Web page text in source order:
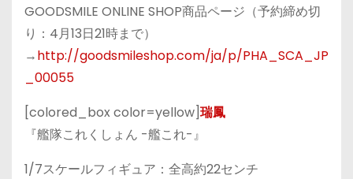
GOODSMILE ONLINE SHOP商品ページ（予約締め切
り：4月13日21時まで）
→http://goodsmileshop.com/ja/p/PHA_SCA_JP
_00055
[colored_box color=yellow]瑞鳳
『艦隊これくしょん -艦これ-』
1/7スケールフィギュア：全高約22センチ